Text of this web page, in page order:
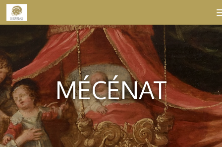
Skip to content
MÉCÉNAT